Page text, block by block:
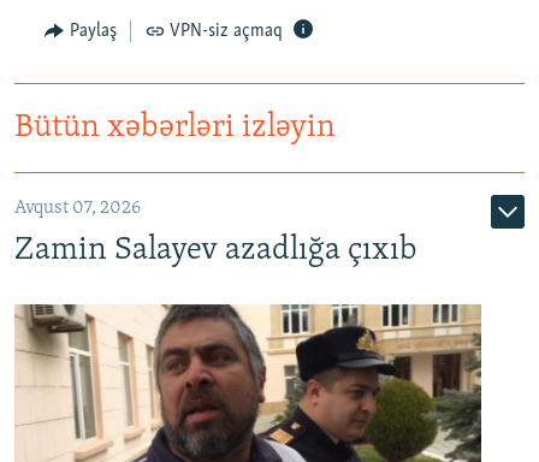
Paylaş VPN-siz açmaq
Bütün xəbərləri izləyin
Avqust 07, 2026
Zamin Salayev azadlığa çıxıb